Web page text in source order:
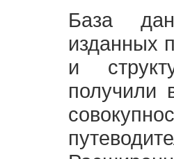
База
изданных
и
получили